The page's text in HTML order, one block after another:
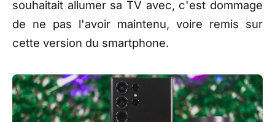
souhaitait allumer sa TV avec, c'est dommage
de ne pas l'avoir maintenu, voire remis sur
cette version du smartphone.